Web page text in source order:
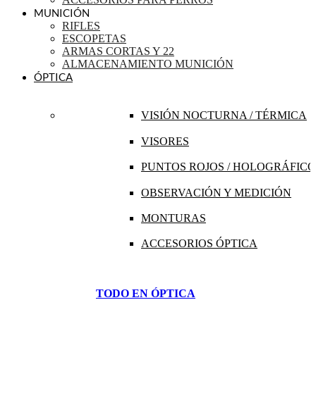
MUNICIÓN
RIFLES
ESCOPETAS
ARMAS CORTAS Y 22
ALMACENAMIENTO MUNICIÓN
ÓPTICA
VISIÓN NOCTURNA / TÉRMICA
VISORES
PUNTOS ROJOS /
OBSERVACIÓN Y MEDICIÓN
MONTURAS
ACCESORIOS ÓPTICA
TODO EN ÓPTICA